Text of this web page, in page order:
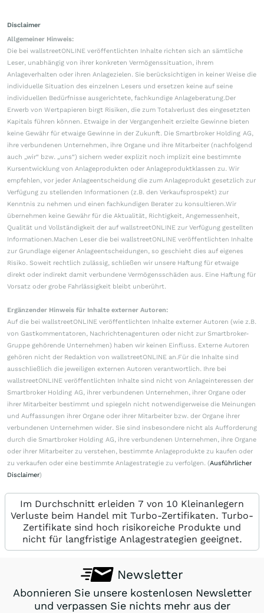
Disclaimer
Allgemeiner Hinweis:
Die bei wallstreetONLINE veröffentlichten Inhalte richten sich an sämtliche
Leser, unabhängig von ihrer konkreten Vermögenssituation, ihrem
Anlageverhalten oder ihren Anlagezielen. Sie berücksichtigen in keiner Weise die
individuelle Situation des einzelnen Lesers und ersetzen keine auf seine
individuellen Bedürfnisse ausgerichtete, fachkundige Anlageberatung.Der
Erwerb von Wertpapieren birgt Risiken, die zum Totalverlust des eingesetzten
Kapitals führen können. Etwaige in der Vergangenheit erzielte Gewinne bieten
keine Gewähr für etwaige Gewinne in der Zukunft. Die Smartbroker Holding AG,
ihre verbundenen Unternehmen, ihre Organe und ihre Mitarbeiter (nachfolgend
auch „wir“ bzw. „uns“) sichern weder explizit noch implizit eine bestimmte
Kursentwicklung von Anlageprodukten oder Anlageproduktklassen zu. Wir
empfehlen, vor jeder Anlageentscheidung die zum Anlageprodukt gesetzlich zur
Verfügung zu stellenden Informationen (z.B. den Verkaufsprospekt) zur
Kenntnis zu nehmen und einen fachkundigen Berater zu konsultieren.Wir
übernehmen keine Gewähr für die Aktualität, Richtigkeit, Angemessenheit,
Qualität und Vollständigkeit der auf wallstreetONLINE zur Verfügung gestellten
Informationen.Machen Leser die bei wallstreetONLINE veröffentlichten Inhalte
zur Grundlage eigener Anlageentscheidungen, so geschieht dies auf eigenes
Risiko. Soweit rechtlich zulässig, schließen wir unsere Haftung für etwaige
direkt oder indirekt damit verbundene Vermögensschäden aus. Eine Haftung für
Vorsatz oder grobe Fahrlässigkeit bleibt unberührt.
Ergänzender Hinweis für Inhalte externer Autoren:
Auf die bei wallstreetONLINE veröffentlichten Inhalte externer Autoren (wie z.B.
von Gastkommentatoren, Nachrichtenagenturen oder nicht zur Smartbroker-
Gruppe gehörende Unternehmen) haben wir keinen Einfluss. Externe Autoren
gehören nicht der Redaktion von wallstreetONLINE an.Für die Inhalte sind
ausschließlich die jeweiligen externen Autoren verantwortlich. Ihre bei
wallstreetONLINE veröffentlichten Inhalte sind nicht von Anlageinteressen der
Smartbroker Holding AG, ihrer verbundenen Unternehmen, ihrer Organe oder
ihrer Mitarbeiter bestimmt und spiegeln nicht notwendigerweise die Meinungen
und Auffassungen ihrer Organe oder ihrer Mitarbeiter bzw. der Organe ihrer
verbundenen Unternehmen wider. Sie sind insbesondere nicht als Aufforderung
durch die Smartbroker Holding AG, ihre verbundenen Unternehmen, ihre Organe
oder ihrer Mitarbeiter zu verstehen, bestimmte Anlageprodukte zu kaufen oder
zu verkaufen oder eine bestimmte Anlagestrategie zu verfolgen. (Ausführlicher
Disclaimer)
Im Durchschnitt erleiden 7 von 10 Kleinanlegern
Verluste beim Handel mit Turbo-Zertifikaten. Turbo-
Zertifikate sind hoch risikoreiche Produkte und
nicht für langfristige Anlagestrategien geeignet.
Newsletter
Abonnieren Sie unsere kostenlosen Newsletter
und verpassen Sie nichts mehr aus der